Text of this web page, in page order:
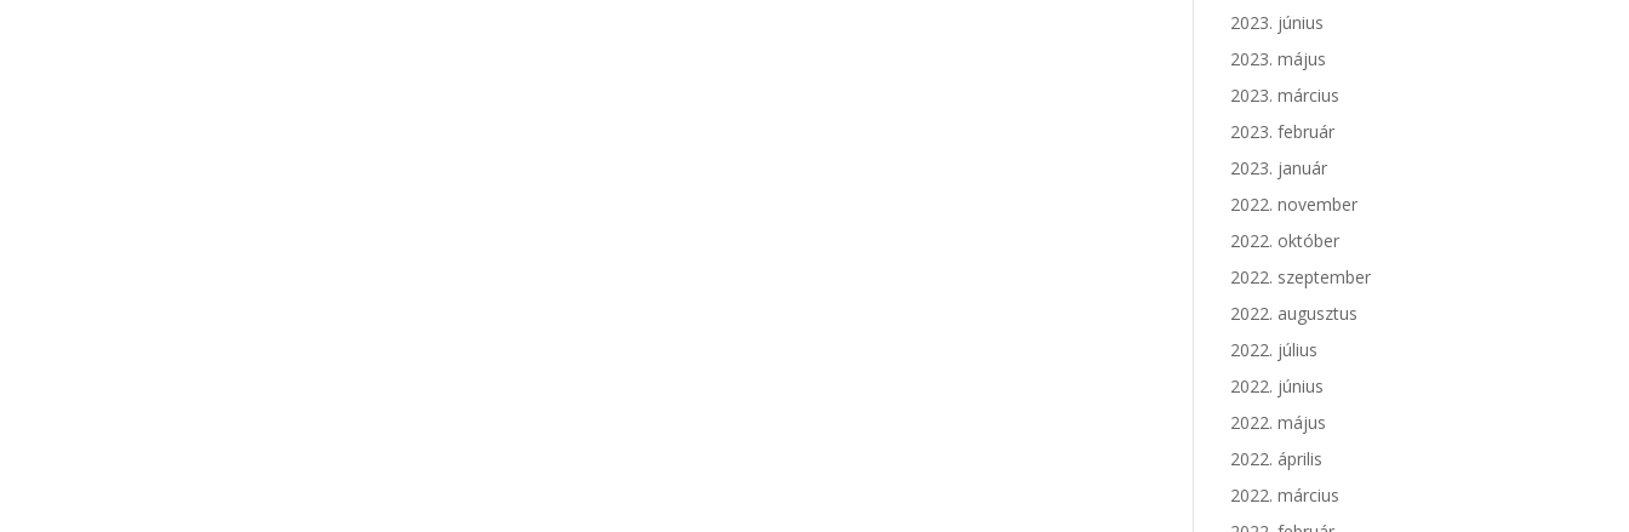
2023. június
2023. május
2023. március
2023. február
2023. január
2022. november
2022. október
2022. szeptember
2022. augusztus
2022. július
2022. június
2022. május
2022. április
2022. március